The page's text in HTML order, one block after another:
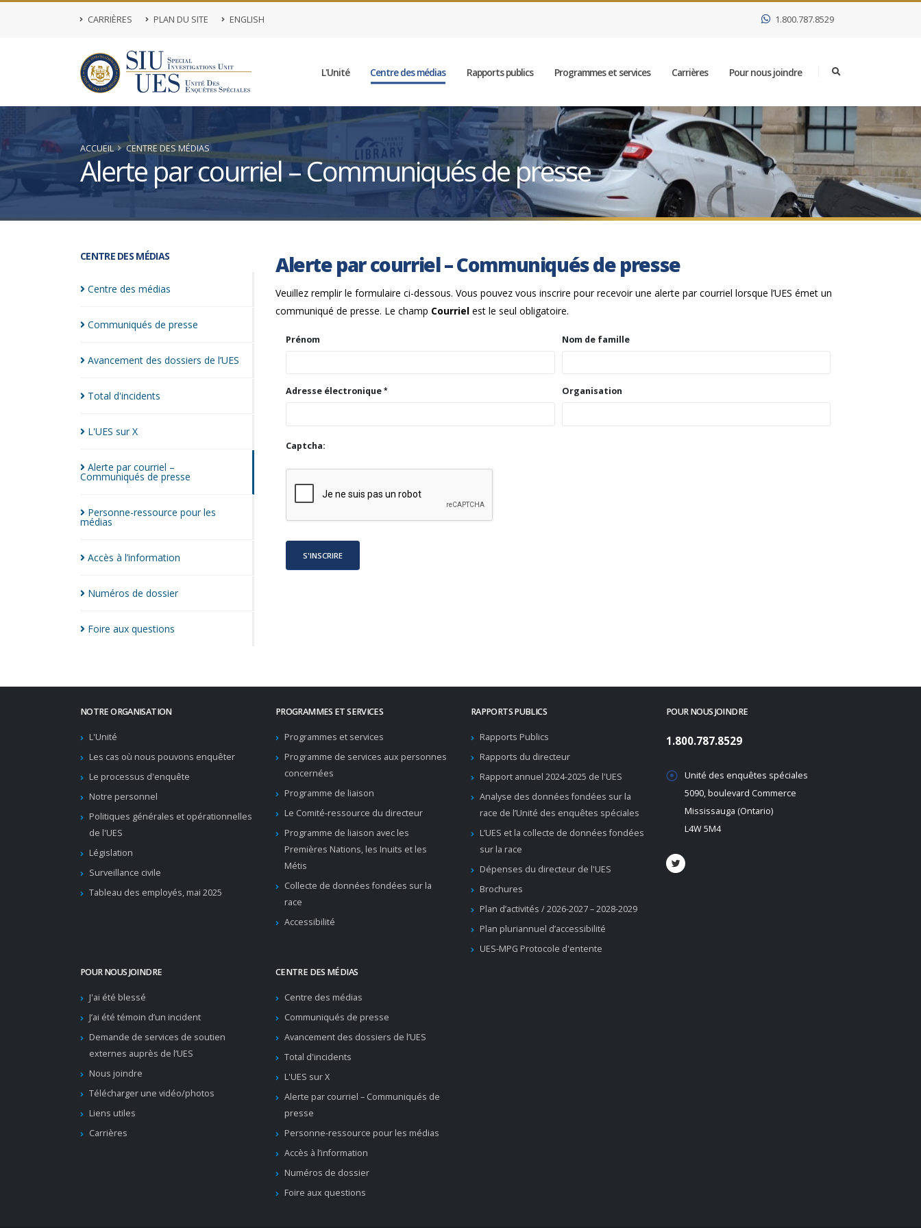
CARRIÈRES PLAN DU SITE ENGLISH 1.800.787.8529
L'Unité Centre des médias Rapports publics Programmes et services Carrières Pour nous joindre
ACCUEIL CENTRE DES MÉDIAS
Alerte par courriel – Communiqués de presse
CENTRE DES MÉDIAS
Centre des médias
Communiqués de presse
Avancement des dossiers de l’UES
Total d'incidents
L'UES surX
Alerte par courriel –
Communiqués de presse
Personne-ressource pour les
médias
Accès à l’information
Numéros de dossier
Foire aux questions
Alerte par courriel – Communiqués de presse
Veuillez remplir le formulaire ci-dessous. Vous pouvez vous inscrire pour recevoir une alerte par courriel lorsque l’UES émet un
communiqué de presse. Le champ Courriel est le seul obligatoire.
Prénom Nom de famille
Adresse électronique Organisation
Captcha:
S'INSCRIRE
NOTRE ORGANISATION
L'Unité
Les cas où nous pouvons enquêter
Le processus d'enquête
Notre personnel
Politiques générales et opérationnelles
de l'UES
Législation
Surveillance civile
Tableau des employés, mai 2025
PROGRAMMES ET SERVICES
Programmes et services
Programme de services aux personnes
concernées
Programme de liaison
Le Comité-ressource du directeur
Programme de liaison avec les
Premières Nations, les Inuits et les
Métis
Collecte de données fondées sur la
race
Accessibilité
RAPPORTS PUBLICS
Rapports Publics
Rapports du directeur
Rapport annuel 2024-2025 de l'UES
Analyse des données fondées sur la
race de l’Unité des enquêtes spéciales
L’UES et la collecte de données fondées
sur la race
Dépenses du directeur de l'UES
Brochures
Plan d’activités / 2026-2027 – 2028-2029
Plan pluriannuel d’accessibilité
UES-MPG Protocole d'entente
POUR NOUS JOINDRE
J'ai été blessé
J’ai été témoin d’un incident
Demande de services de soutien
externes auprès de l’UES
Nous joindre
Télécharger une vidéo/photos
Liens utiles
Carrières
CENTRE DES MÉDIAS
Centre des médias
Communiqués de presse
Avancement des dossiers de l’UES
Total d'incidents
L'UES sur X
Alerte par courriel – Communiqués de
presse
Personne-ressource pour les médias
Accès à l’information
Numéros de dossier
Foire aux questions
POUR NOUS JOINDRE
1.800.787.8529
Unité des enquêtes spéciales
5090, boulevard Commerce
Mississauga (Ontario)
L4W 5M4